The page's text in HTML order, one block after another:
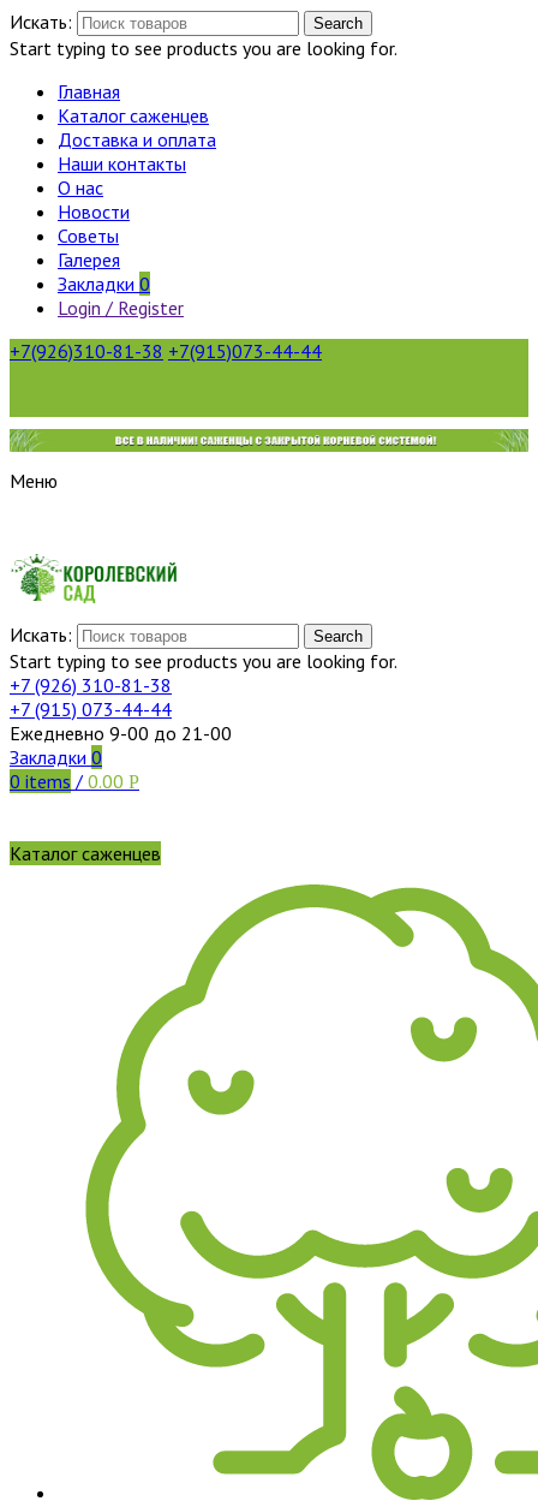
Искать: Search
Start typing to see products you are looking for.
Главная
Каталог саженцев
Доставка и оплата
Наши контакты
О нас
Новости
Советы
Галерея
Закладки 0
Login / Register
+7(926)310-81-38 +7(915)073-44-44
Меню
Искать: Search
Start typing to see products you are looking for.
+7 (926) 310-81-38
+7 (915) 073-44-44
Ежедневно 9-00 до 21-00
Закладки 0
0 items / 0.00 Р
Каталог саженцев